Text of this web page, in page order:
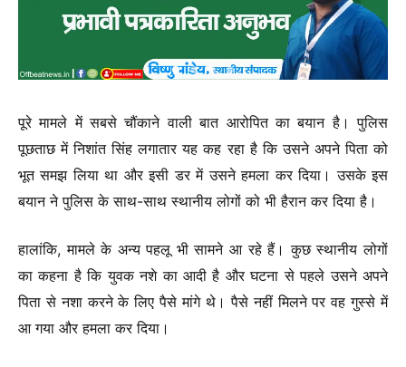
पूरे मामले में सबसे चौंकाने वाली बात आरोपित का बयान है। पुलिस
पूछताछ में निशांत सिंह लगातार यह कह रहा है कि उसने अपने पिता को
भूत समझ लिया था और इसी डर में उसने हमला कर दिया। उसके इस
बयान ने पुलिस के साथ-साथ स्थानीय लोगों को भी हैरान कर दिया है।
हालांकि, मामले के अन्य पहलू भी सामने आ रहे हैं। कुछ स्थानीय लोगों
का कहना है कि युवक नशे का आदी है और घटना से पहले उसने अपने
पिता से नशा करने के लिए पैसे मांगे थे। पैसे नहीं मिलने पर वह गुस्से में
आ गया और हमला कर दिया।